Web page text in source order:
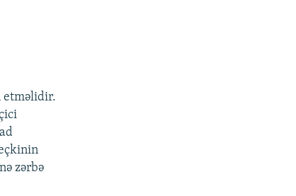
etməlidir.
zərbə